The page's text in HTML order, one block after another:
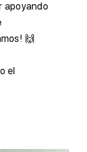
apoyando
🙌
el